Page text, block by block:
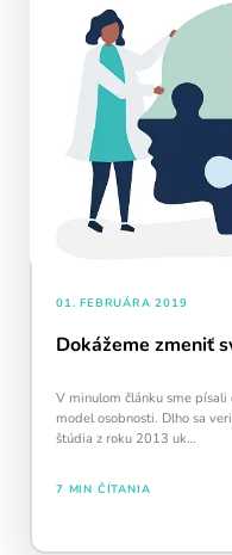
01. FEBRUÁRA 2019
Dokážeme zmeniť
V minulom článku sme
model osobnosti. Dlho sa
štúdia z roku 2013 uk…
7 MIN ČÍTANIA